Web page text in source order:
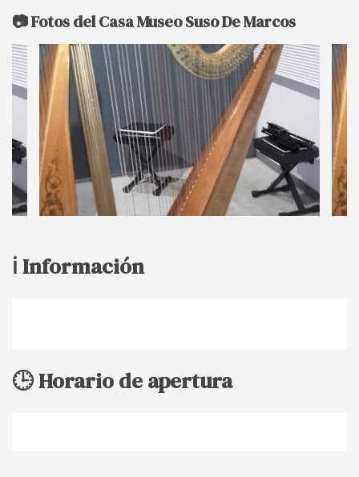
📷 Fotos del Casa Museo Suso De Marcos
ℹ️ Información
🕒 Horario de apertura